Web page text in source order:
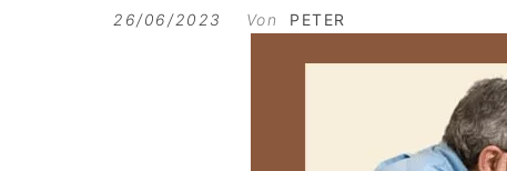
26/06/2023 Von PETER